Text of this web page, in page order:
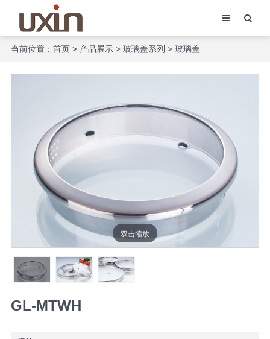
当前位置： 首页> 产品展示> 玻璃盖系列 > 玻璃盖
双击缩放
GL-MTWH